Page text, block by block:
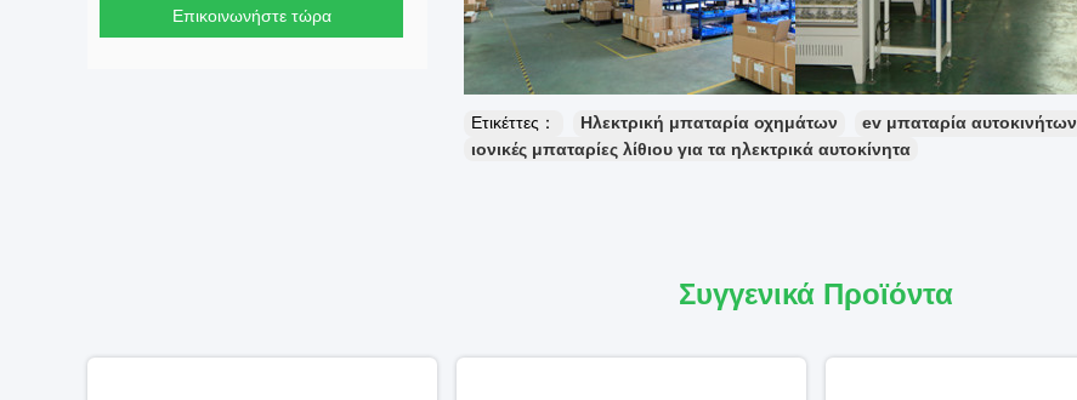
Επικοινωνήστε τώρα
Ετικέττες： Ηλεκτρική μπαταρία οχημάτων
ev μπαταρία αυτοκινήτων
ιονικές μπαταρίες λίθιου για τα ηλεκτρικά αυτοκίνητα
Συγγενικά Προϊόντα